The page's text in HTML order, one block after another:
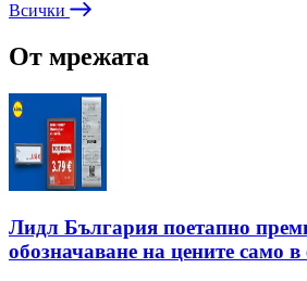
Всички
От мрежата
Лидл България поетапно
обозначаване на цените само в